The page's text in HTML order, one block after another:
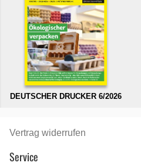
DEUTSCHER DRUCKER 6/2026
Vertrag widerrufen
Service